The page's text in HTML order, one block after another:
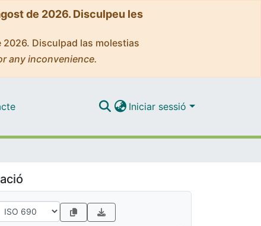
de 2026. Disculpeu les
Disculpad las molestias
any inconvenience.
Iniciar sessió